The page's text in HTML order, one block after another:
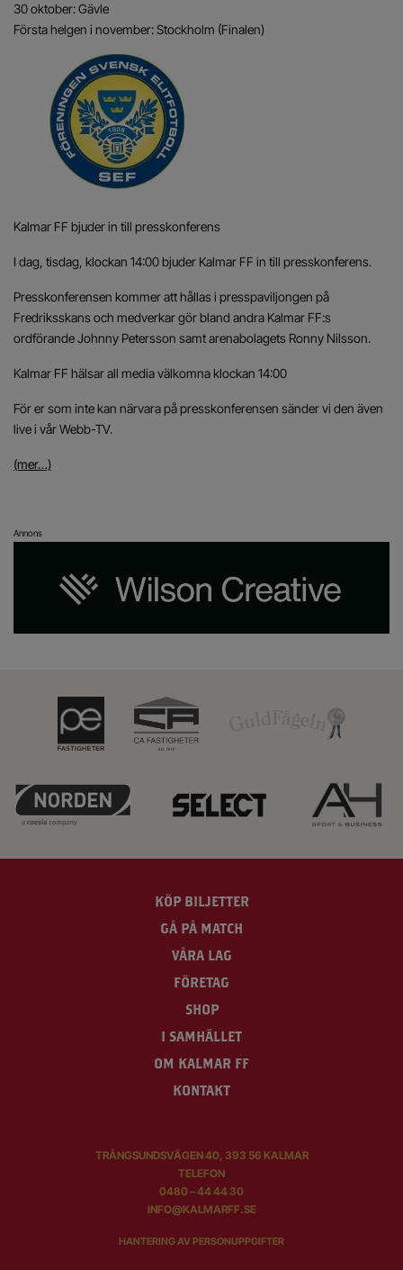
30 oktober: Gävle
Första helgen i november: Stockholm (Finalen)
Kalmar FF bjuder in till presskonferens
I dag, tisdag, klockan 14:00 bjuder Kalmar FF in till presskonferens.
Presskonferensen kommer att hållas i presspaviljongen på
Fredriksskans och medverkar gör bland andra Kalmar FF:s
ordförande Johnny Petersson samt arenabolagets Ronny Nilsson.
Kalmar FF hälsar all media välkomna klockan 14:00
För er som inte kan närvara på presskonferensen sänder vi den även
live i vår Webb-TV.
(mer…)
Annons
KÖP BILJETTER
GÅ PÅ MATCH
VÅRA LAG
FÖRETAG
SHOP
I SAMHÄLLET
OM KALMAR FF
KONTAKT
TRÅNGSUNDSVÄGEN 40, 393 56 KALMAR
TELEFON
0480 – 44 44 30
INFO@KALMARFF.SE
HANTERING AV PERSONUPPGIFTER